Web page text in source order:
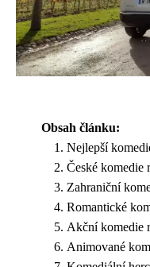
Obsah článku:
Nejlepší
České komedie
Zahraniční
Romantické
Akční komedie
Animované